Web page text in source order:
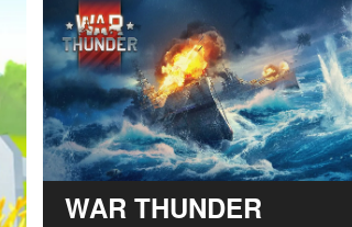
WAR THUNDER